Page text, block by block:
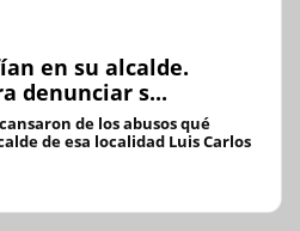
en su alcalde.
denunciar s...
de los abusos qué
de esa localidad Luis Carlos